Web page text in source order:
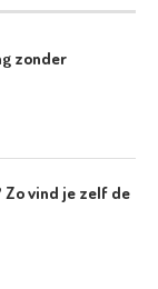
zonder
vind je zelf de